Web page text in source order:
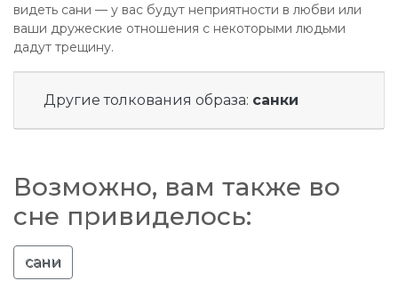
видеть сани — у вас будут неприятности в любви или
ваши дружеские отношения с некоторыми людьми
дадут трещину.
Другие толкования образа: санки
Возможно, вам также во
сне привиделось:
сани